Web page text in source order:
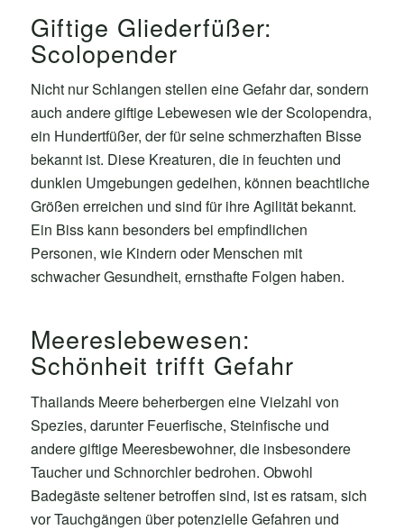
Giftige Gliederfüßer:
Scolopender
Nicht nur Schlangen stellen eine Gefahr dar, sondern
auch andere giftige Lebewesen wie der Scolopendra,
ein Hundertfüßer, der für seine schmerzhaften Bisse
bekannt ist. Diese Kreaturen, die in feuchten und
dunklen Umgebungen gedeihen, können beachtliche
Größen erreichen und sind für ihre Agilität bekannt.
Ein Biss kann besonders bei empfindlichen
Personen, wie Kindern oder Menschen mit
schwacher Gesundheit, ernsthafte Folgen haben.
Meereslebewesen:
Schönheit trifft Gefahr
Thailands Meere beherbergen eine Vielzahl von
Spezies, darunter Feuerfische, Steinfische und
andere giftige Meeresbewohner, die insbesondere
Taucher und Schnorchler bedrohen. Obwohl
Badegäste seltener betroffen sind, ist es ratsam, sich
vor Tauchgängen über potenzielle Gefahren und